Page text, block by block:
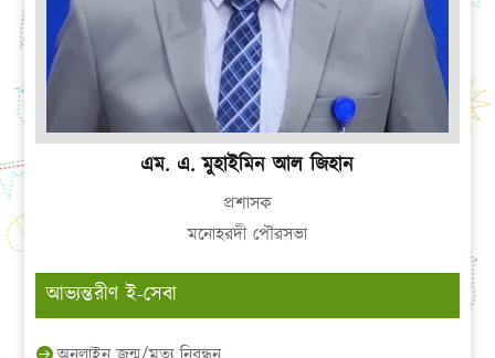
এম. এ. মুহাইমিন আল জিহান
প্রশাসক
মনোহরদী পৌরসভা
আভ্যন্তরীণ ই-সেবা